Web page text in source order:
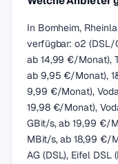
In Bornheim,
verfügbar: o2 (DSL/
ab 14,99 €/Monat),
ab 9,95 €/Monat),
9,99 €/Monat),
19,98 €/Monat),
GBit/s, ab 19,99 €/
MBit/s, ab 18,99 €/
AG (DSL), Eifel